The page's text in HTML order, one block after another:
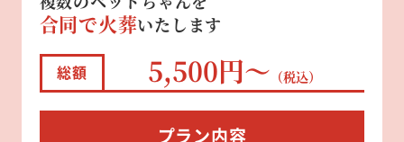
合同で火葬いたします
総額 5,500円～ （税込）
プラン内容